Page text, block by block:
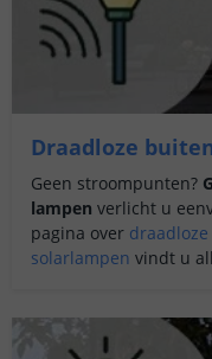
Draadloze
Geen stroompunten?
lampen verlicht u
pagina over
solarlampen vindt u